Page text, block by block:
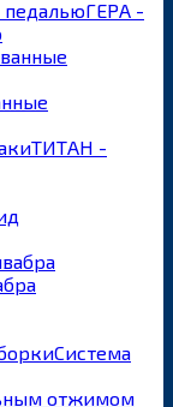
ГЕРА -
ТИТАН -
Система